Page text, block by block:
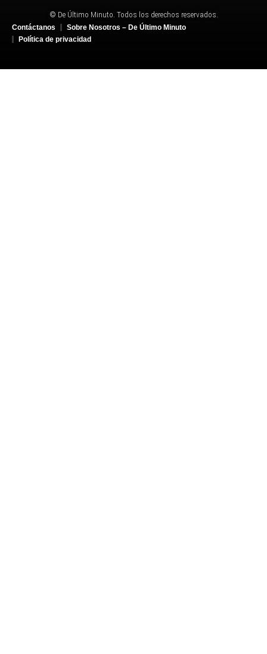
© De Último Minuto. Todos los derechos reservados.
Contáctanos
Sobre Nosotros – De Último Minuto
Política de privacidad